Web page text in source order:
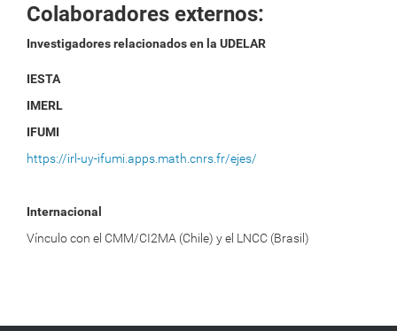
Colaboradores externos:
Investigadores relacionados en la UDELAR
IESTA
IMERL
IFUMI
https://irl-uy-ifumi.apps.math.cnrs.fr/ejes/
Internacional
Vínculo con el CMM/CI2MA (Chile) y el LNCC (Brasil)